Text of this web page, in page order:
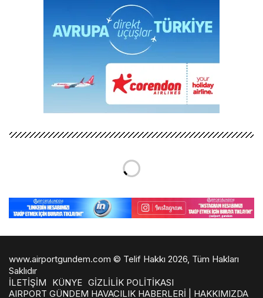
www.airportgundem.com © Telif Hakkı 2026, Tüm Hakları
Saklıdır
İLETİŞİM
KÜNYE GİZLİLİK POLİTİKASI
AIRPORT GÜNDEM HAVACILIK HABERLERİ | HAKKIMIZDA